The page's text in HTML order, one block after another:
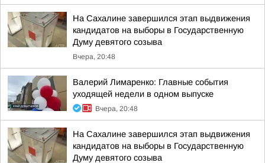
На Сахалине завершился этап выдвижения
кандидатов на выборы в Государственную
Думу девятого созыва
Вчера, 20:48
Валерий Лимаренко: Главные события
уходящей недели в одном выпуске
Вчера, 20:48
На Сахалине завершился этап выдвижения
кандидатов на выборы в Государственную
Думу девятого созыва